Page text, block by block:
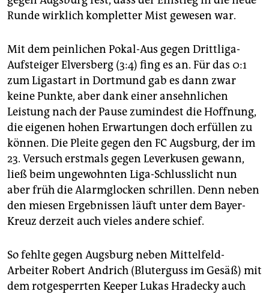
Runde wirklich kompletter Mist gewesen war.
Mit dem peinlichen Pokal-Aus gegen Drittliga-
Aufsteiger Elversberg (3:4) fing es an. Für das 0:1
zum Ligastart in Dortmund gab es dann zwar
keine Punkte, aber dank einer ansehnlichen
Leistung nach der Pause zumindest die Hoffnung,
die eigenen hohen Erwartungen doch erfüllen zu
können. Die Pleite gegen den FC Augsburg, der im
23. Versuch erstmals gegen Leverkusen gewann,
ließ beim ungewohnten Liga-Schlusslicht nun
aber früh die Alarmglocken schrillen. Denn neben
den miesen Ergebnissen läuft unter dem Bayer-
Kreuz derzeit auch vieles andere schief.
So fehlte gegen Augsburg neben Mittelfeld-
Arbeiter Robert Andrich (Bluterguss im Gesäß) mit
dem rotgesperrten Keeper Lukas Hradecky auch